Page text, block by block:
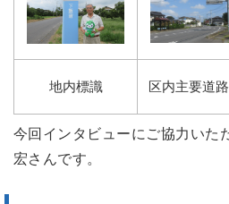
地内標識 区内主要道
今回インタビューにご協力いた
宏さんです。